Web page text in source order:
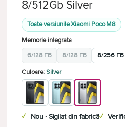
8/512Gb Silver
Toate versiunile Xiaomi Poco M8
Memorie integrata
6/128 ГБ
8/128 ГБ 8/256 ГБ
Culoare:Silver
✓ Nou · Sigilat din fabrică✓